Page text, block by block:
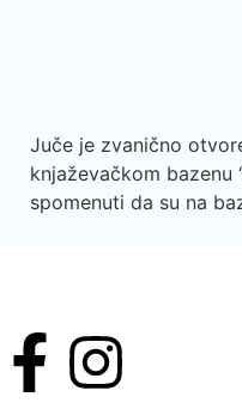
Juče je zvanično
knjaževačkom bazenu
spomenuti da su na